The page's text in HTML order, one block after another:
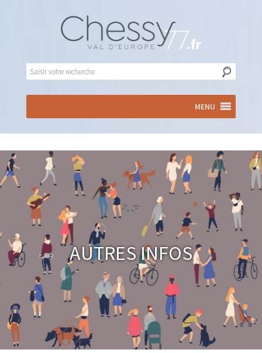
MENU
Autres infos